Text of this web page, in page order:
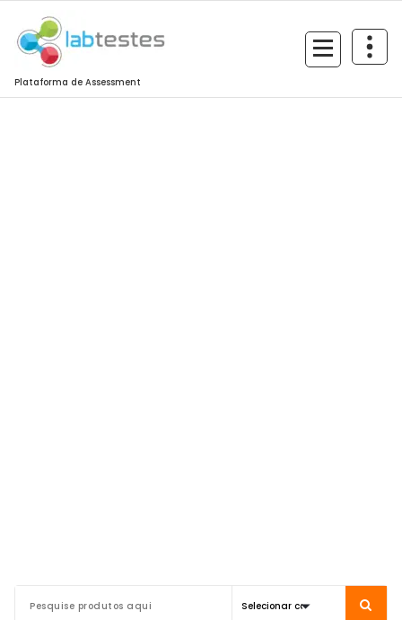
Plataforma de Assessment